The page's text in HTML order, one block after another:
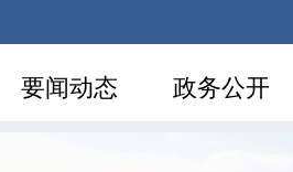
要闻动态 政务公开